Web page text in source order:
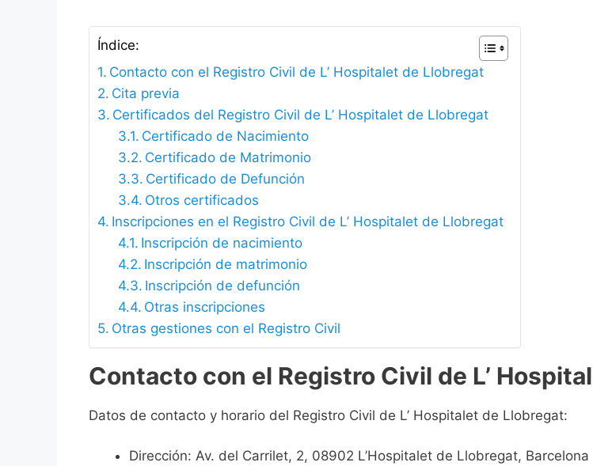
Índice:
Contacto con el Registro Civil de L’ Hospitalet de Llobregat
Cita previa
Certificados del Registro Civil de L’ Hospitalet de Llobregat
Certificado de Nacimiento
Certificado de Matrimonio
Certificado de Defunción
Otros certificados
Inscripciones en el Registro Civil de L’ Hospitalet de Llobregat
Inscripción de nacimiento
Inscripción de matrimonio
Inscripción de defunción
Otras inscripciones
Otras gestiones con el Registro Civil
Contacto con el Registro Civil de L’
Datos de contacto y horario del Registro Civil de L’ Hospitalet de Llobregat:
Dirección: Av. del Carrilet, 2, 08902 L’Hospitalet de Llobregat, Barcelona